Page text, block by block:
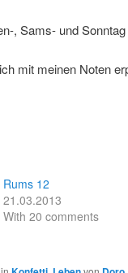
, Sams- und
mit meinen Noten
Rums 12
21.03.2013
With 20 comments